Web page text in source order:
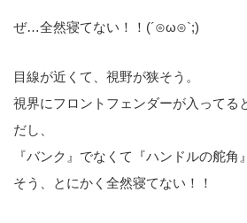
ぜ…全然寝てない！！(´⊙ω⊙`;)
目線が近くて、視野が狭そう。
視界にフロントフェンダーが入ってる
だし、
『バンク』でなくて『ハンドルの舵角
そう、とにかく全然寝てない！！